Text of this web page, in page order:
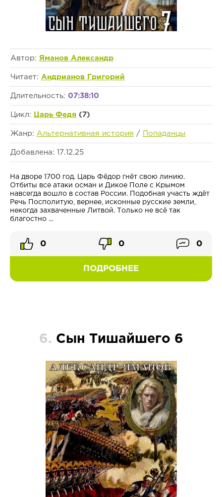
Автор: Яманов Александр
Читает: Андрианов Григорий
Длительность: 07:38:10
Цикл: Царь Федя (7)
Жанр: Альтернативная история / Попаданцы
Добавлена: 17.12.25
На дворе 1700 год. Царь Фёдор гнёт свою линию.
Отбиты все атаки осман и Дикое Поле с Крымом
навсегда вошло в состав России. Подобная участь ждёт
Речь Посполитую, вернее, исконные русские земли,
некогда захваченные Литвой. Только не всё так
благостно ...
ПОДРОБНЕЕ
0 0 0
6. Сын Тишайшего 6